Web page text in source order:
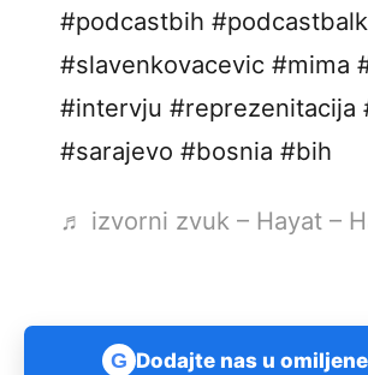
#podcastbih
#slavenkovacevic #mima
#intervju #reprezenitacija
#sarajevo #bosnia #bih
♬ izvorni zvuk – Hayat –
G Dodajte nas u